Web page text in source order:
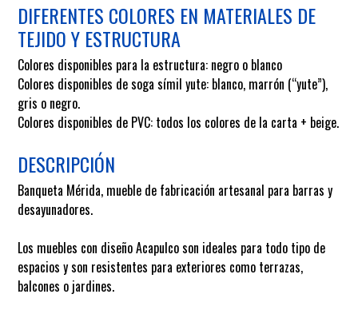
DIFERENTES COLORES EN MATERIALES DE
TEJIDO Y ESTRUCTURA
Colores disponibles para la estructura: negro o blanco
Colores disponibles de soga símil yute: blanco, marrón (“yute”),
gris o negro.
Colores disponibles de PVC: todos los colores de la carta + beige.
DESCRIPCIÓN
Banqueta Mérida, mueble de fabricación artesanal para barras y
desayunadores.
Los muebles con diseño Acapulco son ideales para todo tipo de
espacios y son resistentes para exteriores como terrazas,
balcones o jardines.